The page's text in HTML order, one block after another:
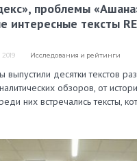
проблемы
интересные тексты
Исследования и рейтинги
десятки текстов
обзоров, от
них встречались тексты,